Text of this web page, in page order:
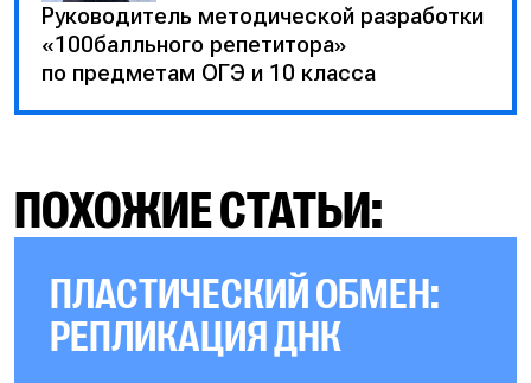
Руководитель методической разработки
«100балльного репетитора»
по предметам ОГЭ и 10 класса
ПОХОЖИЕ СТАТЬИ:
ПЛАСТИЧЕСКИЙ ОБМЕН:
РЕПЛИКАЦИЯ ДНК